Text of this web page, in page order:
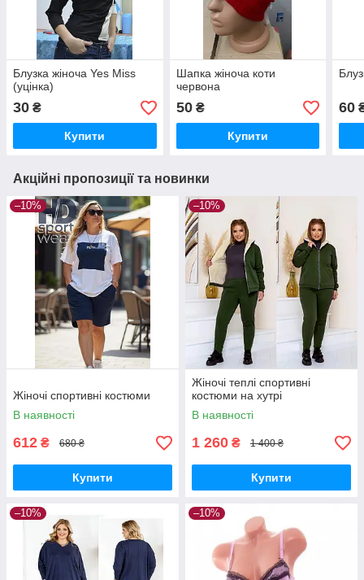
Блузка жіноча Yes Miss
(уцінка)
30 ₴
Купити
Шапка жіноча коти
червона
50₴
Купити
60
Акційні пропозиції та новинки
–10%
Жіночі спортивні костюми
В наявності
612 ₴ 680 ₴
Купити
–10%
Жіночі теплі спортивні
костюми на хутрі
В наявності
1 260 ₴ 1 400 ₴
Купити
–10% –10%